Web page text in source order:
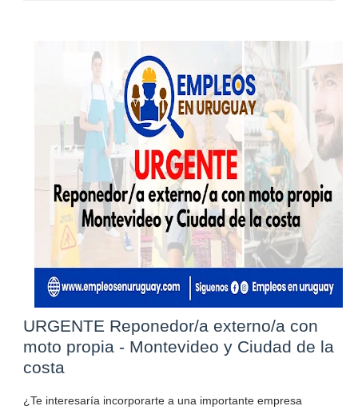
URGENTE Reponedor/a externo/a con
moto propia - Montevideo y Ciudad de la
costa
¿Te interesaría incorporarte a una importante empresa